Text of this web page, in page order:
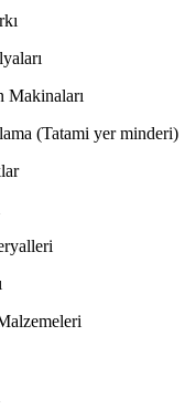
Makinaları
(Tatami yer minderi)